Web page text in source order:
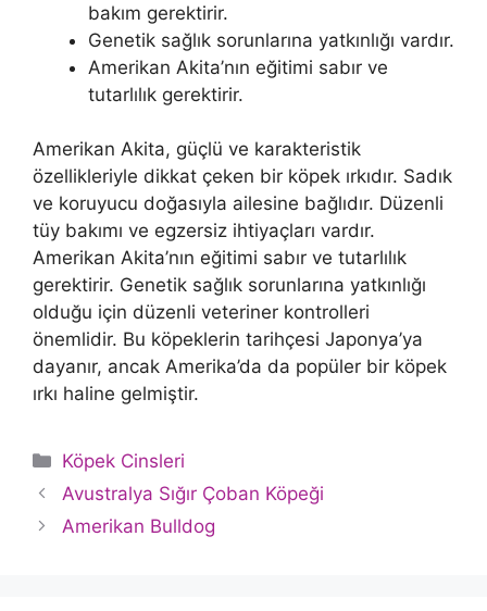
bakım gerektirir.
Genetik sağlık sorunlarına yatkınlığı vardır.
Amerikan Akita’nın eğitimi sabır ve
tutarlılık gerektirir.
Amerikan Akita, güçlü ve karakteristik
özellikleriyle dikkat çeken bir köpek ırkıdır. Sadık
ve koruyucu doğasıyla ailesine bağlıdır. Düzenli
tüy bakımı ve egzersiz ihtiyaçları vardır.
Amerikan Akita’nın eğitimi sabır ve tutarlılık
gerektirir. Genetik sağlık sorunlarına yatkınlığı
olduğu için düzenli veteriner kontrolleri
önemlidir. Bu köpeklerin tarihçesi Japonya’ya
dayanır, ancak Amerika’da da popüler bir köpek
ırkı haline gelmiştir.
Kategoriler
Köpek Cinsleri
Avustralya Sığır Çoban Köpeği
Amerikan Bulldog